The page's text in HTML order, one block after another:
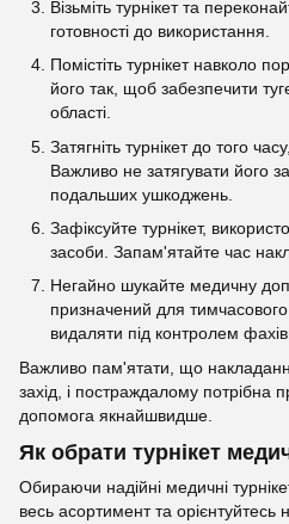
Візьміть турнікет та
готовності до використання.
Помістіть турнікет навколо
його так, щоб забезпечити
області.
Затягніть турнікет до того
Важливо не затягувати його
подальших ушкоджень.
Зафіксуйте турнікет,
засоби. Запам'ятайте час
Негайно шукайте медичну
призначений для
видаляти під контролем
Важливо пам'ятати, що
захід, і постраждалому потрібна
допомога якнайшвидше.
Як обрати турнікет
Обираючи надійні медичні
весь асортимент та орієнтуйтесь